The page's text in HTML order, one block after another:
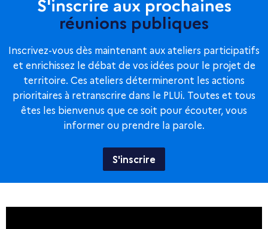
réunions publiques
Inscrivez-vous dès maintenant aux ateliers participatifs
et enrichissez le débat de vos idées pour le projet de
territoire. Ces ateliers détermineront les actions
prioritaires à retranscrire dans le PLUi. Toutes et tous
êtes les bienvenus que ce soit pour écouter, vous
informer ou prendre la parole.
S'inscrire